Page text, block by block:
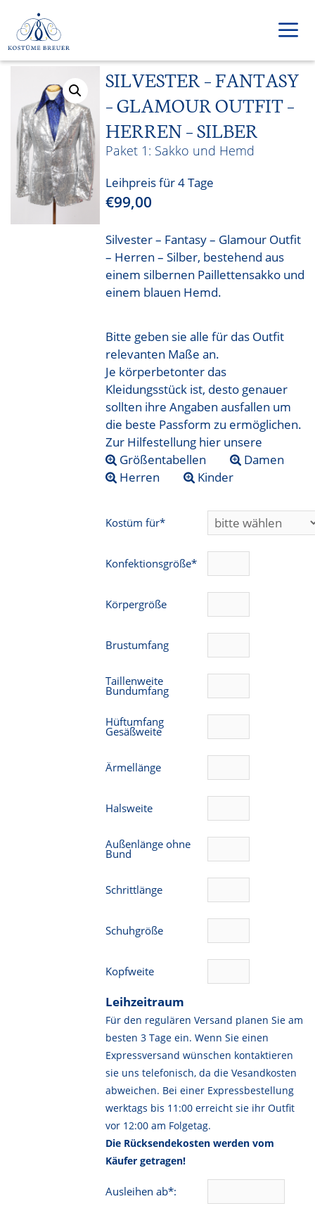
Inhalt
springen
Menu
SILVESTER – FANTASY
– GLAMOUR OUTFIT –
HERREN – SILBER
Sakko und Hemd
Leihpreis für 4 Tage
€99,00
Silvester – Fantasy – Glamour Outfit
– Herren – Silber, bestehend aus
einem silbernen Paillettensakko und
einem blauen Hemd.
Bitte geben sie alle für das Outfit
relevanten Maße an.
Je körperbetonter das
Kleidungsstück ist, desto genauer
sollten ihre Angaben ausfallen um
die beste Passform zu ermöglichen.
Zur Hilfestellung hier unsere
Größentabellen
Damen
Herren
Kinder
Kostüm für*
Konfektionsgröße*
Körpergröße
Brustumfang
Taillenweite
Bundumfang
Hüftumfang
Gesäßweite
Ärmellänge
Halsweite
Außenlänge ohne
Bund
Schrittlänge
Schuhgröße
Kopfweite
Leihzeitraum
Für den regulären Versand planen Sie am
besten 3 Tage ein. Wenn Sie einen
Expressversand wünschen kontaktieren
sie uns telefonisch, da die Vesandkosten
abweichen. Bei einer Expressbestellung
werktags bis 11:00 erreicht sie ihr Outfit
vor 12:00 am Folgetag.
Die Rücksendekosten werden vom
Käufer getragen!
Ausleihen ab*: